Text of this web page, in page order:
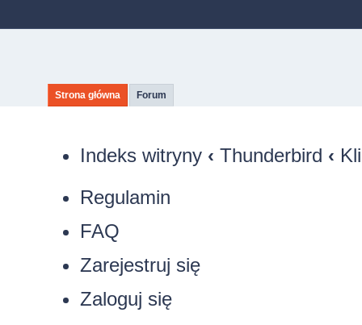
Strona główna Forum
Indeks witryny ‹ Thunderbird ‹
Regulamin
FAQ
Zarejestruj się
Zaloguj się